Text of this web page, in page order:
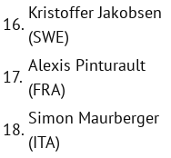
16.
Kristoffer Jakobsen
(SWE)
17.
Alexis Pinturault
(FRA)
18.
Simon Maurberger
(ITA)